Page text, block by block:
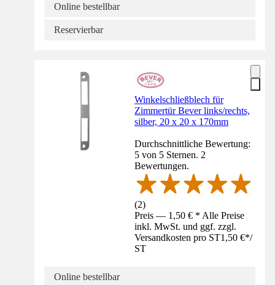
Online bestellbar
Reservierbar
Winkelschließblech für
Zimmertür Bever links/rechts,
silber, 20 x 20 x 170mm
Durchschnittliche Bewertung:
5 von 5 Sternen. 2
Bewertungen.
(2)
Preis — 1,50 € * Alle Preise
inkl. MwSt. und ggf. zzgl.
Versandkosten pro ST1,50 €*/
ST
Online bestellbar